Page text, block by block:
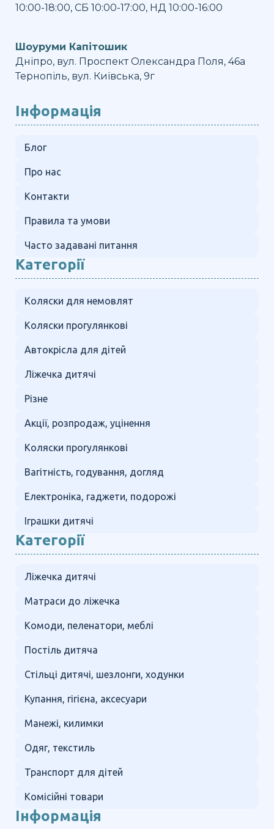
10:00-18:00, СБ 10:00-17:00, НД 10:00-16:00
Шоуруми Капітошик
Дніпро, вул. Проспект Олександра Поля, 46а
Тернопіль, вул. Київська, 9г
Інформація
Блог
Про нас
Контакти
Правила та умови
Часто задавані питання
Категорії
Коляски для немовлят
Коляски прогулянкові
Автокрісла для дітей
Ліжечка дитячі
Різне
Акції, розпродаж, уцінення
Коляски прогулянкові
Вагітність, годування, догляд
Електроніка, гаджети, подорожі
Іграшки дитячі
Категорії
Ліжечка дитячі
Матраси до ліжечка
Комоди, пеленатори, меблі
Постіль дитяча
Стільці дитячі, шезлонги, ходунки
Купання, гігієна, аксесуари
Манежі, килимки
Одяг, текстиль
Транспорт для дітей
Комісійні товари
Інформація